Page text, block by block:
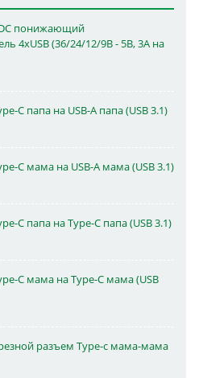
понижающий
4xUSB (36/24/12/9В - 5В, 3А на
C папа на USB-A папа (USB 3.1)
C мама на USB-A мама (USB 3.1)
C папа на Type-C папа (USB 3.1)
C мама на Type-C мама (USB
разъем Type-c мама-мама